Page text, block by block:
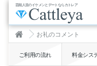
芸能人並のイケメンとデートならカトレア
お礼のコメント
ご利用の流れ 料金シス